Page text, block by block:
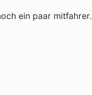
ein paar mitfahrer.